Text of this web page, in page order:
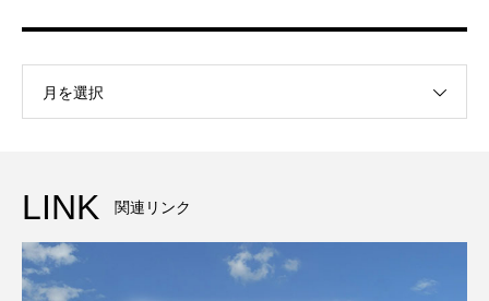
月を選択
LINK 関連リンク